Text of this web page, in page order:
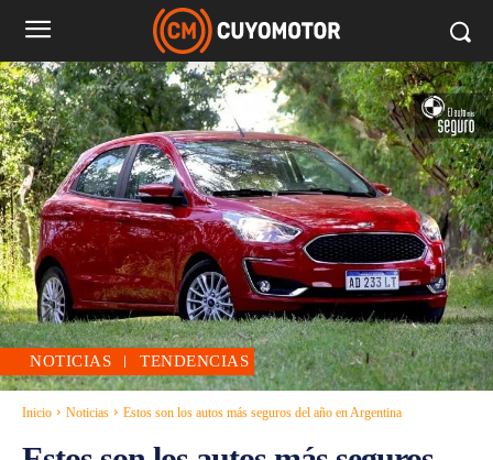
NOTICIAS TENDENCIAS
Inicio Noticias Estos son los autos más seguros del año en Argentina